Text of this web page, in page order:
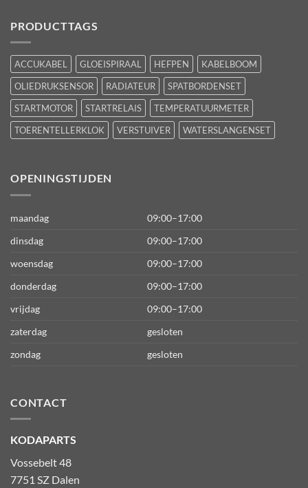
PRODUCTTAGS
ACCUKABEL GLOEISPIRAAL HEFPEN
KABELBOOM
OLIEDRUKSENSOR
RADIATEUR
SPATBORDENSET
STARTMOTOR
STARTRELAIS
TEMPERATUURMETER
TOERENTELLERKLOK
VERSTUIVER WATERSLANGENSET
OPENINGSTIJDEN
maandag
09:00–17:00
dinsdag
09:00–17:00
woensdag
09:00–17:00
donderdag
09:00–17:00
vrijdag
09:00–17:00
zaterdag
gesloten
zondag
gesloten
CONTACT
KODAPARTS
Vossebelt 48
7751 SZ Dalen